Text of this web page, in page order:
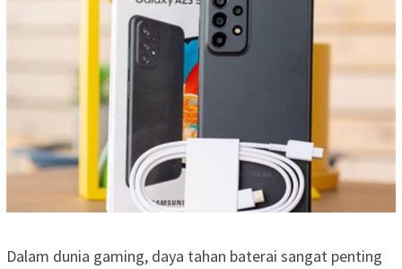
Dalam dunia gaming, daya tahan baterai sangat penting